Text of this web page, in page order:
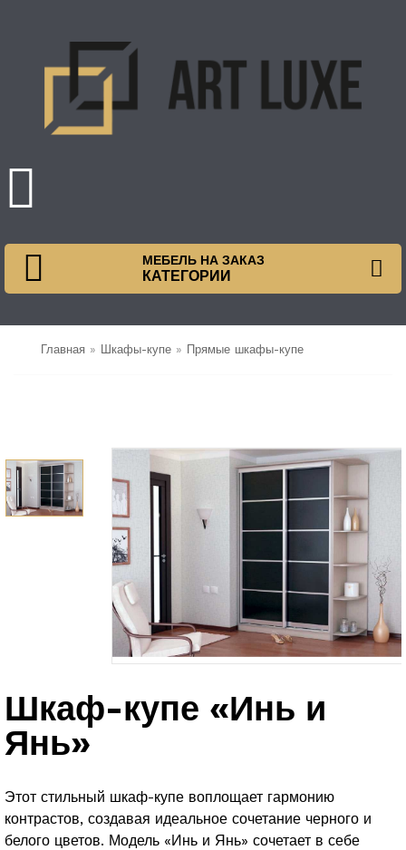
МЕБЕЛЬ НА ЗАКАЗ
КАТЕГОРИИ
Главная » Шкафы-купе » Прямые шкафы-купе
Шкаф-купе «Инь и
Янь»
Этот стильный шкаф-купе воплощает гармонию
контрастов, создавая идеальное сочетание черного и
белого цветов. Модель «Инь и Янь» сочетает в себе